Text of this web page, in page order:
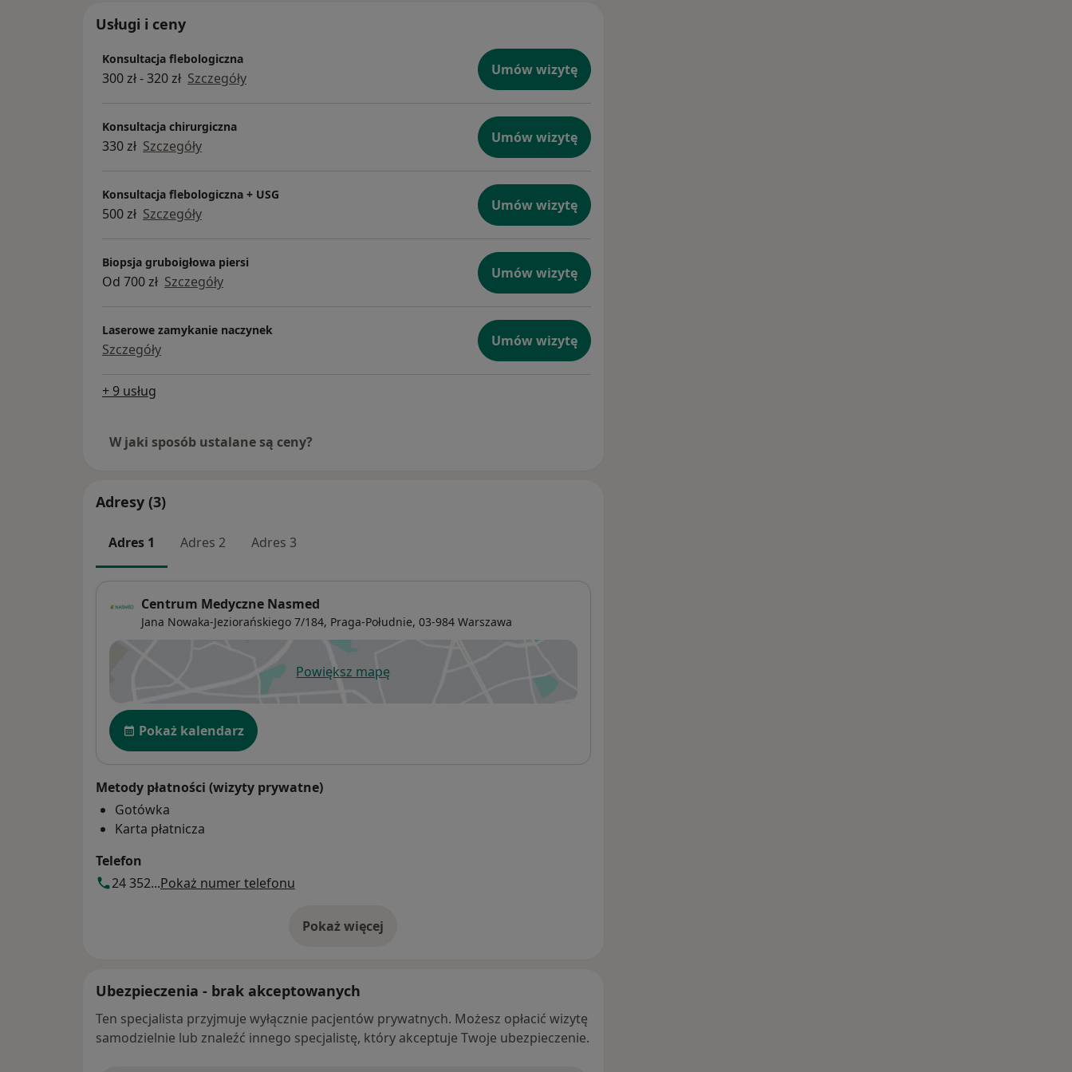
specjalistów, którzy dbają o indywidualne
pacjentów. Wykonujemy m.in. badania
ultrasonograficzne, zaawansowane procedury
zabiegowe oraz konsultacje specjalistyczne na
najwyższym poziomie.
Placówka mieści się przy ul. Kobielskiej 6 w
Warszawie, zapewniając dogodny dojazd i
komfortowe warunki wizyt.
Usługi i ceny
Konsultacja flebologiczna
300 zł - 320 zł Szczegóły Umów wizytę
Konsultacja chirurgiczna
330 zł Szczegóły Umów wizytę
Konsultacja flebologiczna + USG
500 zł Szczegóły Umów wizytę
Biopsja gruboigłowa piersi
Od 700 zł Szczegóły Umów wizytę
Laserowe zamykanie naczynek
Szczegóły Umów wizytę
+ 9 usług
W jaki sposób ustalane są ceny?
Adresy (3)
Adres 1 Adres 2 Adres 3
Centrum Medyczne Nasmed
Jana Nowaka-Jeziorańskiego 7/184, Praga-Południe, 03-984 Warszawa
Powiększ mapęotwiera się w nowej karcie
Dostępność
Pokaż kalendarz
Metody płatności (wizyty prywatne)
Gotówka
Karta płatnicza
Telefon
24 352...Pokaż numer telefonu
Pokaż więcej
o adresie
Ubezpieczenia - brak akceptowanych
Ten specjalista przyjmuje wyłącznie pacjentów prywatnych. Możesz opłacić wizytę
samodzielnie lub znaleźć innego specjalistę, który akceptuje Twoje ubezpieczenie.